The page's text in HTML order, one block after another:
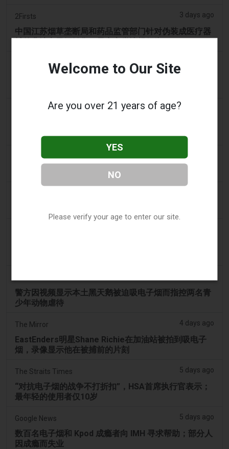
2Firsts 3 days ago
中国江苏烟草垄断局和药品监管部门针对伪装成医疗器
械的非法电子烟销售，界定六类违规行为
Tobacco Reporter
Confidentenamibia 3 days ago
米比亚的未来领导者
7NEWS Australia 3 days ago
少年在曼多拉法院因黑天鹅电子烟视频被起诉
警方因视频显示本土黑天鹅被迫吸电子烟而指控两名青
少年动物虐待
The Mirror 4 days ago
EastEnders明星Shane Richie在加油站被拍到吸电子
烟，录像显示他在被捕前的片刻
The Straits Times 5 days ago
“对抗电子烟的战争不打折扣”，HSA首席执行官表示；
最年轻的使用者仅10岁
Google News 5 days ago
数百名电子烟和 Kpod 成瘾者向 IMH 寻求帮助；部分人
因成瘾而失业
Welcome to Our Site
Are you over 21 years of age?
YES
NO
Please verify your age to enter our site.